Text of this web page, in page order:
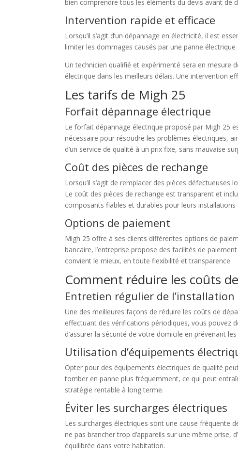
bien comprendre tous les éléments du devis avant de
Intervention rapide et efficace
Lorsqu’il s’agit d’un dépannage en électricité, il est
limiter les dommages causés par une panne
Un technicien qualifié et expérimenté sera en
électrique dans les meilleurs délais. Une intervention
Les tarifs de Migh 25
Forfait dépannage électrique
Le forfait dépannage électrique proposé par Migh 25
nécessaire pour résoudre les problèmes électriques,
d’un service de qualité à un prix fixe, sans mauvaise
Coût des pièces de rechange
Lorsqu’il s’agit de remplacer des pièces
Le coût des pièces de rechange est transparent et
composants fiables et durables pour leurs installations
Options de paiement
Migh 25 offre à ses clients différentes options de
bancaire, l’entreprise propose des facilités de
convient le mieux, en toute flexibilité et transparence.
Comment réduire les coûts
Entretien régulier de
Une des meilleures façons de réduire les coûts de
effectuant des vérifications périodiques, vous pouvez
d’assurer la sécurité de votre domicile en prévenant
Utilisation d’équipements
Opter pour des équipements électriques de qualité
tomber en panne plus fréquemment, ce qui peut
stratégie rentable à long terme.
Éviter les surcharges électriques
Les surcharges électriques sont une cause fréquente
ne pas brancher trop d’appareils sur une même prise,
équilibrée dans votre habitation.